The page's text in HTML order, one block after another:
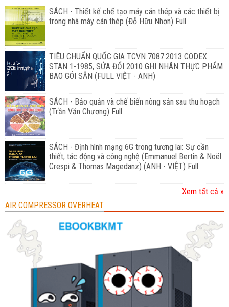
SÁCH - Thiết kế chế tạo máy cán thép và các thiết bị
trong nhà máy cán thép (Đỗ Hữu Nhơn) Full
TIÊU CHUẨN QUỐC GIA TCVN 7087:2013 CODEX
STAN 1-1985, SỬA ĐỔI 2010 GHI NHÃN THỰC PHẨM
BAO GÓI SẴN (FULL VIỆT - ANH)
SÁCH - Bảo quản và chế biến nông sản sau thu hoạch
(Trần Văn Chương) Full
SÁCH - Định hình mạng 6G trong tương lai: Sự cần
thiết, tác động và công nghệ (Emmanuel Bertin & Noël
Crespi & Thomas Magedanz) (ANH - VIỆT) Full
Xem tất cả »
AIR COMPRESSOR OVERHEAT